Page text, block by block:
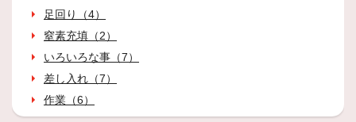
足回り（4）
窒素充填（2）
いろいろな事（7）
差し入れ（7）
作業（6）